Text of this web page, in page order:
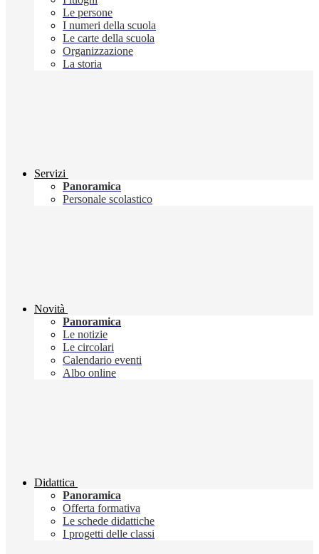
Le persone
I numeri della scuola
Le carte della scuola
Organizzazione
La storia
Servizi
Panoramica
Personale scolastico
Novità
Panoramica
Le notizie
Le circolari
Calendario eventi
Albo online
Didattica
Panoramica
Offerta formativa
Le schede didattiche
I progetti delle classi